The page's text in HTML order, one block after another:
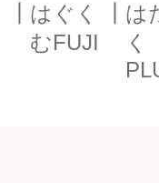
援セ
はぐく
むFUJI
は
く